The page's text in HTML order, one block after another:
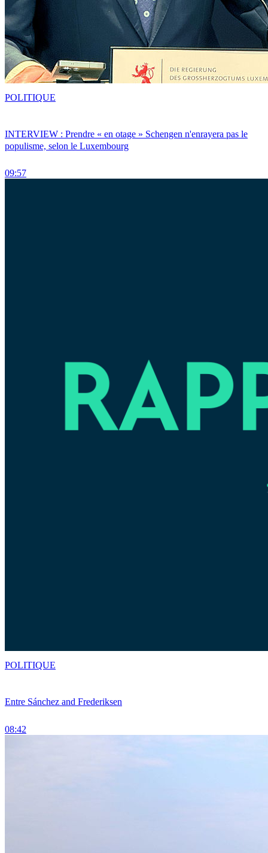
INTERVIEW : Prendre « en otage » Schengen n'enrayera pas le
populisme, selon le Luxembourg
09:57
POLITIQUE
Entre Sánchez and Frederiksen
08:42
POLITIQUE